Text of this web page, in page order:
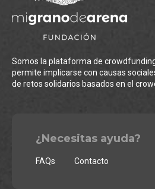
Somos la plataforma de
permite implicarse con causas
de retos solidarios basados en el
¿Necesitas ayuda?
FAQs Contacto